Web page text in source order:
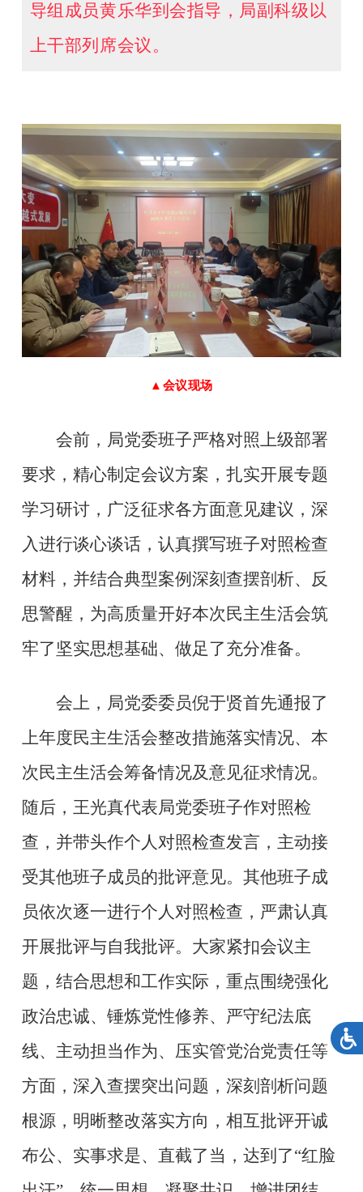
导组成员黄乐华到会指导，局副科级以
上干部列席会议。
▲会议现场
会前，局党委班子严格对照上级部署
要求，精心制定会议方案，扎实开展专题
学习研讨，广泛征求各方面意见建议，深
入进行谈心谈话，认真撰写班子对照检查
材料，并结合典型案例深刻查摆剖析、反
思警醒，为高质量开好本次民主生活会筑
牢了坚实思想基础、做足了充分准备。
会上，局党委委员倪于贤首先通报了
上年度民主生活会整改措施落实情况、本
次民主生活会筹备情况及意见征求情况。
随后，王光真代表局党委班子作对照检
查，并带头作个人对照检查发言，主动接
受其他班子成员的批评意见。其他班子成
员依次逐一进行个人对照检查，严肃认真
开展批评与自我批评。大家紧扣会议主
题，结合思想和工作实际，重点围绕强化
政治忠诚、锤炼党性修养、严守纪法底
线、主动担当作为、压实管党治党责任等
方面，深入查摆突出问题，深刻剖析问题
根源，明晰整改落实方向，相互批评开诚
布公、实事求是、直截了当，达到了“红脸